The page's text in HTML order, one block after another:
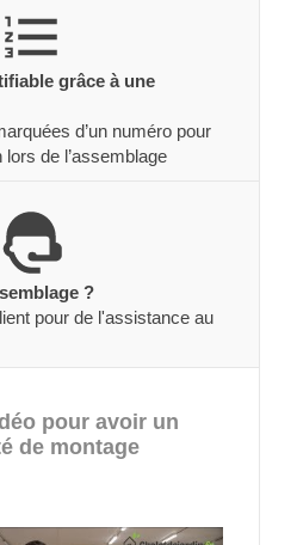
grâce à une
d’un numéro pour
de l’assemblage
?
pour de l'assistance au
pour avoir un
de montage